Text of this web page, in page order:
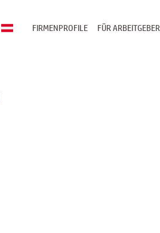
FÜR ARBEITGEBER
FIRMENPROFILE